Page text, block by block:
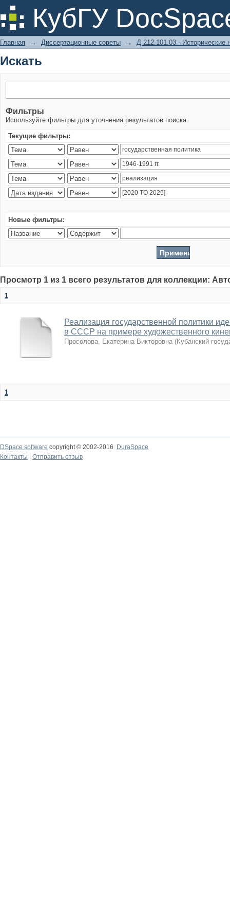
КубГУ
Искать
Главная → Диссертационные советы → Д 212.101.03 - Исторические
Искать
Фильтры
Используйте фильтры для уточнения результатов поиска.
Текущие фильтры:
Новые фильтры:
Просмотр 1 из 1 всего результатов для коллекции:
1
Реализация государственной политики
в СССР на примере художественного
Просолова, Екатерина Викторовна (Кубанский
1
DSpace software copyright © 2002-2016
DuraSpace
Контакты
Отправить отзыв